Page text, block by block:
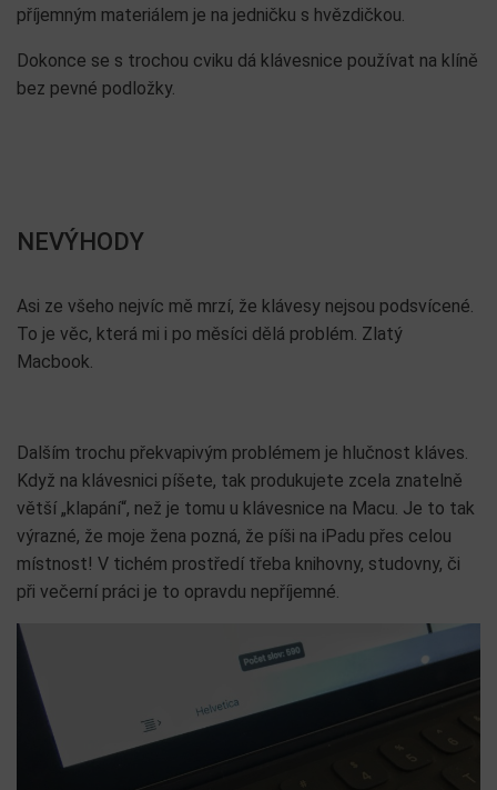
příjemným materiálem je na jedničku s hvězdičkou.
Dokonce se s trochou cviku dá klávesnice používat na klíně
bez pevné podložky.
NEVÝHODY
Asi ze všeho nejvíc mě mrzí, že klávesy nejsou podsvícené.
To je věc, která mi i po měsíci dělá problém. Zlatý
Macbook.
Dalším trochu překvapivým problémem je hlučnost kláves.
Když na klávesnici píšete, tak produkujete zcela znatelně
větší „klapání“, než je tomu u klávesnice na Macu. Je to tak
výrazné, že moje žena pozná, že píši na iPadu přes celou
místnost! V tichém prostředí třeba knihovny, studovny, či
při večerní práci je to opravdu nepříjemné.